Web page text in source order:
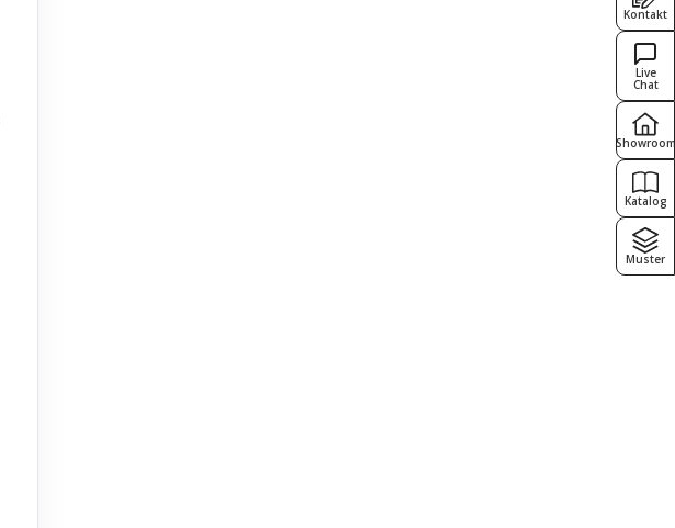
Kontakt
Live
Chat
Showroom
Katalog
Muster